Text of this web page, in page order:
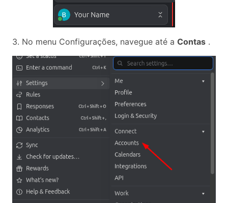
3. No menu Configurações, navegue até a Contas .